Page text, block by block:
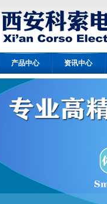
产品中心 资讯中心